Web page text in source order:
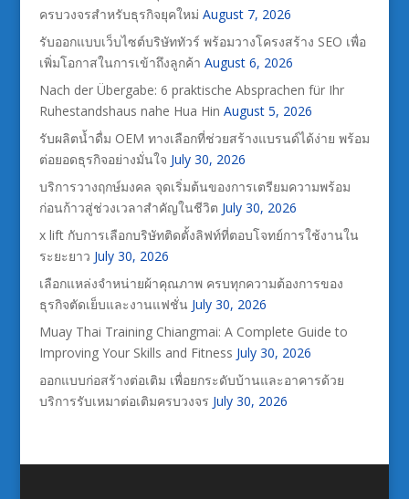
ครบวงจรสำหรับธุรกิจยุคใหม่ August 7, 2026
รับออกแบบเว็บไซต์บริษัททัวร์ พร้อมวางโครงสร้าง SEO เพื่อ
เพิ่มโอกาสในการเข้าถึงลูกค้า August 6, 2026
Nach der Übergabe: 6 praktische Absprachen für Ihr
Ruhestandshaus nahe Hua Hin August 5, 2026
รับผลิตน้ำดื่ม OEM ทางเลือกที่ช่วยสร้างแบรนด์ได้ง่าย พร้อม
ต่อยอดธุรกิจอย่างมั่นใจ July 30, 2026
บริการวางฤกษ์มงคล จุดเริ่มต้นของการเตรียมความพร้อม
ก่อนก้าวสู่ช่วงเวลาสำคัญในชีวิต July 30, 2026
x lift กับการเลือกบริษัทติดตั้งลิฟท์ที่ตอบโจทย์การใช้งานใน
ระยะยาว July 30, 2026
เลือกแหล่งจำหน่ายผ้าคุณภาพ ครบทุกความต้องการของ
ธุรกิจตัดเย็บและงานแฟชั่น July 30, 2026
Muay Thai Training Chiangmai: A Complete Guide to
Improving Your Skills and Fitness July 30, 2026
ออกแบบก่อสร้างต่อเติม เพื่อยกระดับบ้านและอาคารด้วย
บริการรับเหมาต่อเติมครบวงจร July 30, 2026